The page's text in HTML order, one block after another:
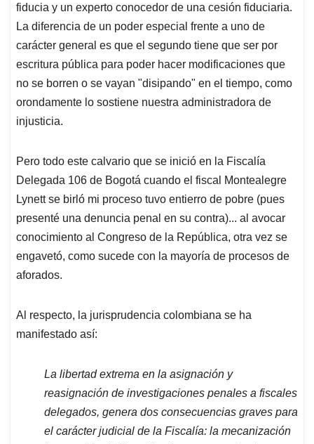
fiducia y un experto conocedor de una cesión fiduciaria.
La diferencia de un poder especial frente a uno de
carácter general es que el segundo tiene que ser por
escritura pública para poder hacer modificaciones que
no se borren o se vayan "disipando" en el tiempo, como
orondamente lo sostiene nuestra administradora de
injusticia.
Pero todo este calvario que se inició en la Fiscalía
Delegada 106 de Bogotá cuando el fiscal Montealegre
Lynett se birló mi proceso tuvo entierro de pobre (pues
presenté una denuncia penal en su contra)... al avocar
conocimiento al Congreso de la República, otra vez se
engavetó, como sucede con la mayoría de procesos de
aforados.
Al respecto, la jurisprudencia colombiana se ha
manifestado así:
La libertad extrema en la asignación y
reasignación de investigaciones penales a fiscales
delegados, genera dos consecuencias graves para
el carácter judicial de la Fiscalía: la mecanización